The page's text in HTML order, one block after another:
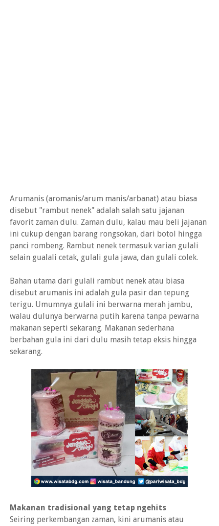
Arumanis (aromanis/arum manis/arbanat) atau biasa
disebut "rambut nenek" adalah salah satu jajanan
favorit zaman dulu. Zaman dulu, kalau mau beli jajanan
ini cukup dengan barang rongsokan, dari botol hingga
panci rombeng. Rambut nenek termasuk varian gulali
selain gualali cetak, gulali gula jawa, dan gulali colek.
Bahan utama dari gulali rambut nenek atau biasa
disebut arumanis ini adalah gula pasir dan tepung
terigu. Umumnya gulali ini berwarna merah jambu,
walau dulunya berwarna putih karena tanpa pewarna
makanan seperti sekarang. Makanan sederhana
berbahan gula ini dari dulu masih tetap eksis hingga
sekarang.
Makanan tradisional yang tetap ngehits
Seiring perkembangan zaman, kini arumanis atau